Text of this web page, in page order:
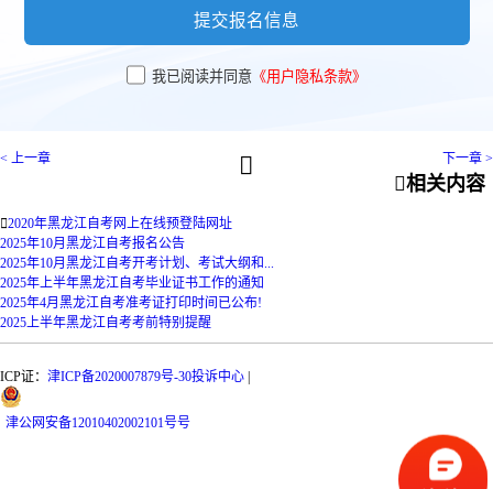
提交报名信息
我已阅读并同意 《用户隐私条款》
< 上一章  下一章 >
相关内容
2020年黑龙江自考网上在线预登陆网址
2025年10月黑龙江自考报名公告
2025年10月黑龙江自考开考计划、考试大纲和...
2025年上半年黑龙江自考毕业证书工作的通知
2025年4月黑龙江自考准考证打印时间已公布!
2025上半年黑龙江自考考前特别提醒
ICP证： 津ICP备2020007879号-30投诉中心
津公网安备12010402002101号号